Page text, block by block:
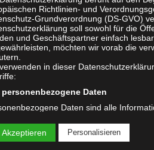
eG
Richtlinien- und
Grundverordnung (DS-GVO)
soll sowohl für die
und Geschäftspartner einfach
möchten wir vorab die
in dieser
Daten
Daten sind alle
beziehen. Als identifizierbar wird
direkt oder indirekt, insbesondere
Personalisieren